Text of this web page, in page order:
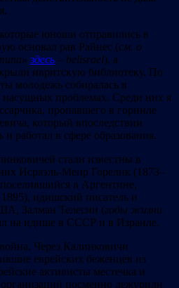
юноши отправились в
основал рав Райнес (см. о
здесь – belisrael), а
ивритскую библиотеку. По
молодежь собиралась в
насущных проблемах. Среди них я
пропавшего в горниле
который впоследствии
и работал в сфере образования.
стали известны в
Исраэль-Меир Горелик (1873–
в Аргентине,
идишский писатель и
Залман Телесин (годы жизни
на идише в СССР и в Израиле.
Через Калинковичи
еврейских беженцев из
активисты местечка и
посменно дежурили